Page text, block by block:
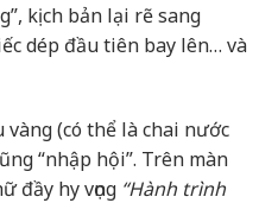
kịch bản lại rẽ sang
dép đầu tiên bay lên… và
(có thể là chai nước
“nhập hội”. Trên màn
đầy hy vọng “Hành trình